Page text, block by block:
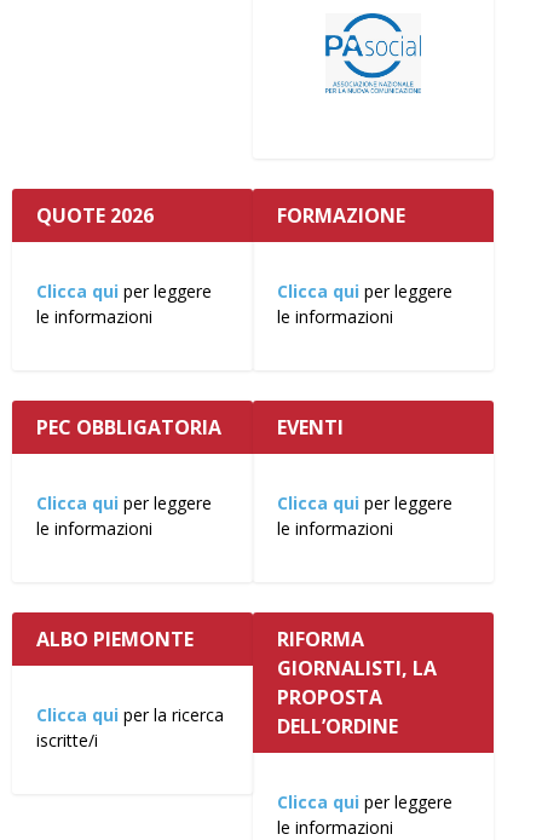
QUOTE 2026
Clicca qui per leggere
le informazioni
FORMAZIONE
Clicca qui per leggere
le informazioni
PEC OBBLIGATORIA
Clicca qui per leggere
le informazioni
EVENTI
Clicca qui per leggere
le informazioni
ALBO PIEMONTE
Clicca qui per la ricerca
iscritte/i
RIFORMA
GIORNALISTI, LA
PROPOSTA
DELL’ORDINE
Clicca qui per leggere
le informazioni